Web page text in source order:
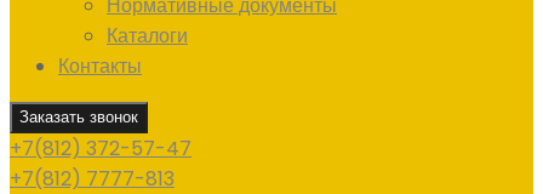
Каталоги
Контакты
Заказать звонок
+7(812) 372-57-47
+7(812) 7777-813